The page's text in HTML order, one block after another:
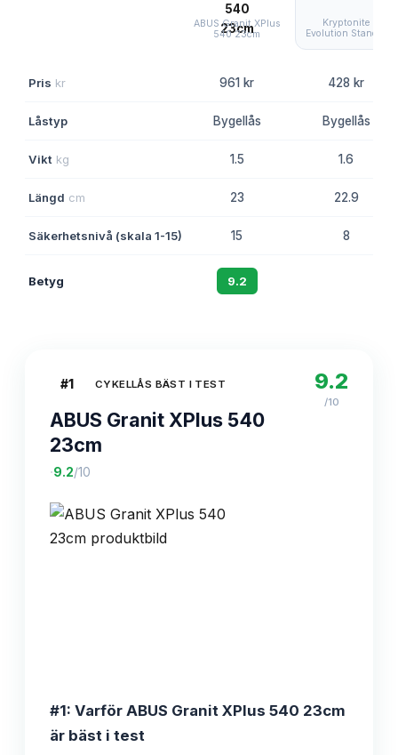
ABUS Granit XPlus
540 23cm
Kryptonite
Evolution Standar
Pris kr 961 kr 428 kr
Låstyp Bygellås Bygellås
Vikt kg 1.5 1.6
Längd cm 23 22.9
Säkerhetsnivå (skala 1-15) 15 8
Betyg 9.2
#1 CYKELLÅS BÄST I TEST
ABUS Granit XPlus 540
23cm
·9.2/10
9.2
/10
#1: Varför ABUS Granit XPlus 540 23cm
är bäst i test